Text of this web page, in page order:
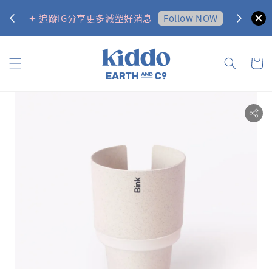
✦ 追蹤IG分享更多減塑好消息 Follow NOW ✦ 訂購